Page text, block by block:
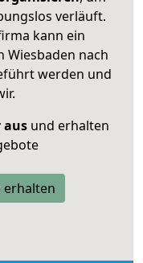
verläuft.
kann ein
Wiesbaden nach
werden und
ausund erhalten
erhalten